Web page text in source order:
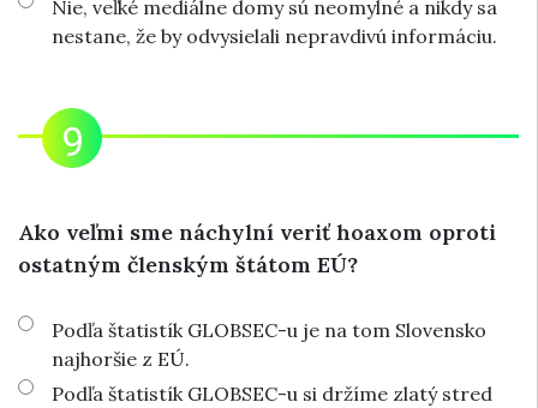
Nie, veľké mediálne domy sú neomylné a nikdy sa
nestane, že by odvysielali nepravdivú informáciu.
Ako veľmi sme náchylní veriť hoaxom oproti
ostatným členským štátom EÚ?
Podľa štatistík GLOBSEC-u je na tom Slovensko
najhoršie z EÚ.
Podľa štatistík GLOBSEC-u si držíme zlatý stred